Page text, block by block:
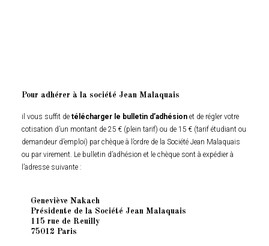
Pour adhérer à la société Jean Malaquais
il vous suffit de télécharger le bulletin d’adhésion et de régler votre
cotisation d’un montant de 25 € (plein tarif) ou de 15 € (tarif étudiant ou
demandeur d’emploi) par chèque à l’ordre de la Société Jean Malaquais
ou par virement. Le bulletin d’adhésion et le chèque sont à expédier à
l’adresse suivante :
Geneviève Nakach
Présidente de la Société Jean Malaquais
115 rue de Reuilly
75012 Paris